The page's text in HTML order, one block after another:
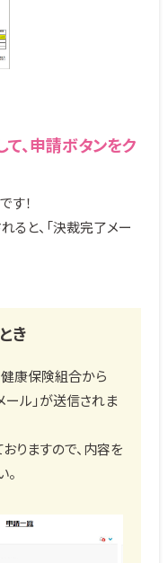
、申請ボタンをク
す！
と、「決裁完了メー
き
康保険組合から
ル」が送信されま
りますので、内容を